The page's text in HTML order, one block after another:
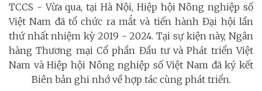
TCCS - Vừa qua, tại Hà Nội, Hiệp hội Nông nghiệp số
Việt Nam đã tổ chức ra mắt và tiến hành Đại hội lần
thứ nhất nhiệm kỳ 2019 - 2024. Tại sự kiện này, Ngân
hàng Thương mại Cổ phần Đầu tư và Phát triển Việt
Nam và Hiệp hội Nông nghiệp số Việt Nam đã ký kết
Biên bản ghi nhớ về hợp tác cùng phát triển.